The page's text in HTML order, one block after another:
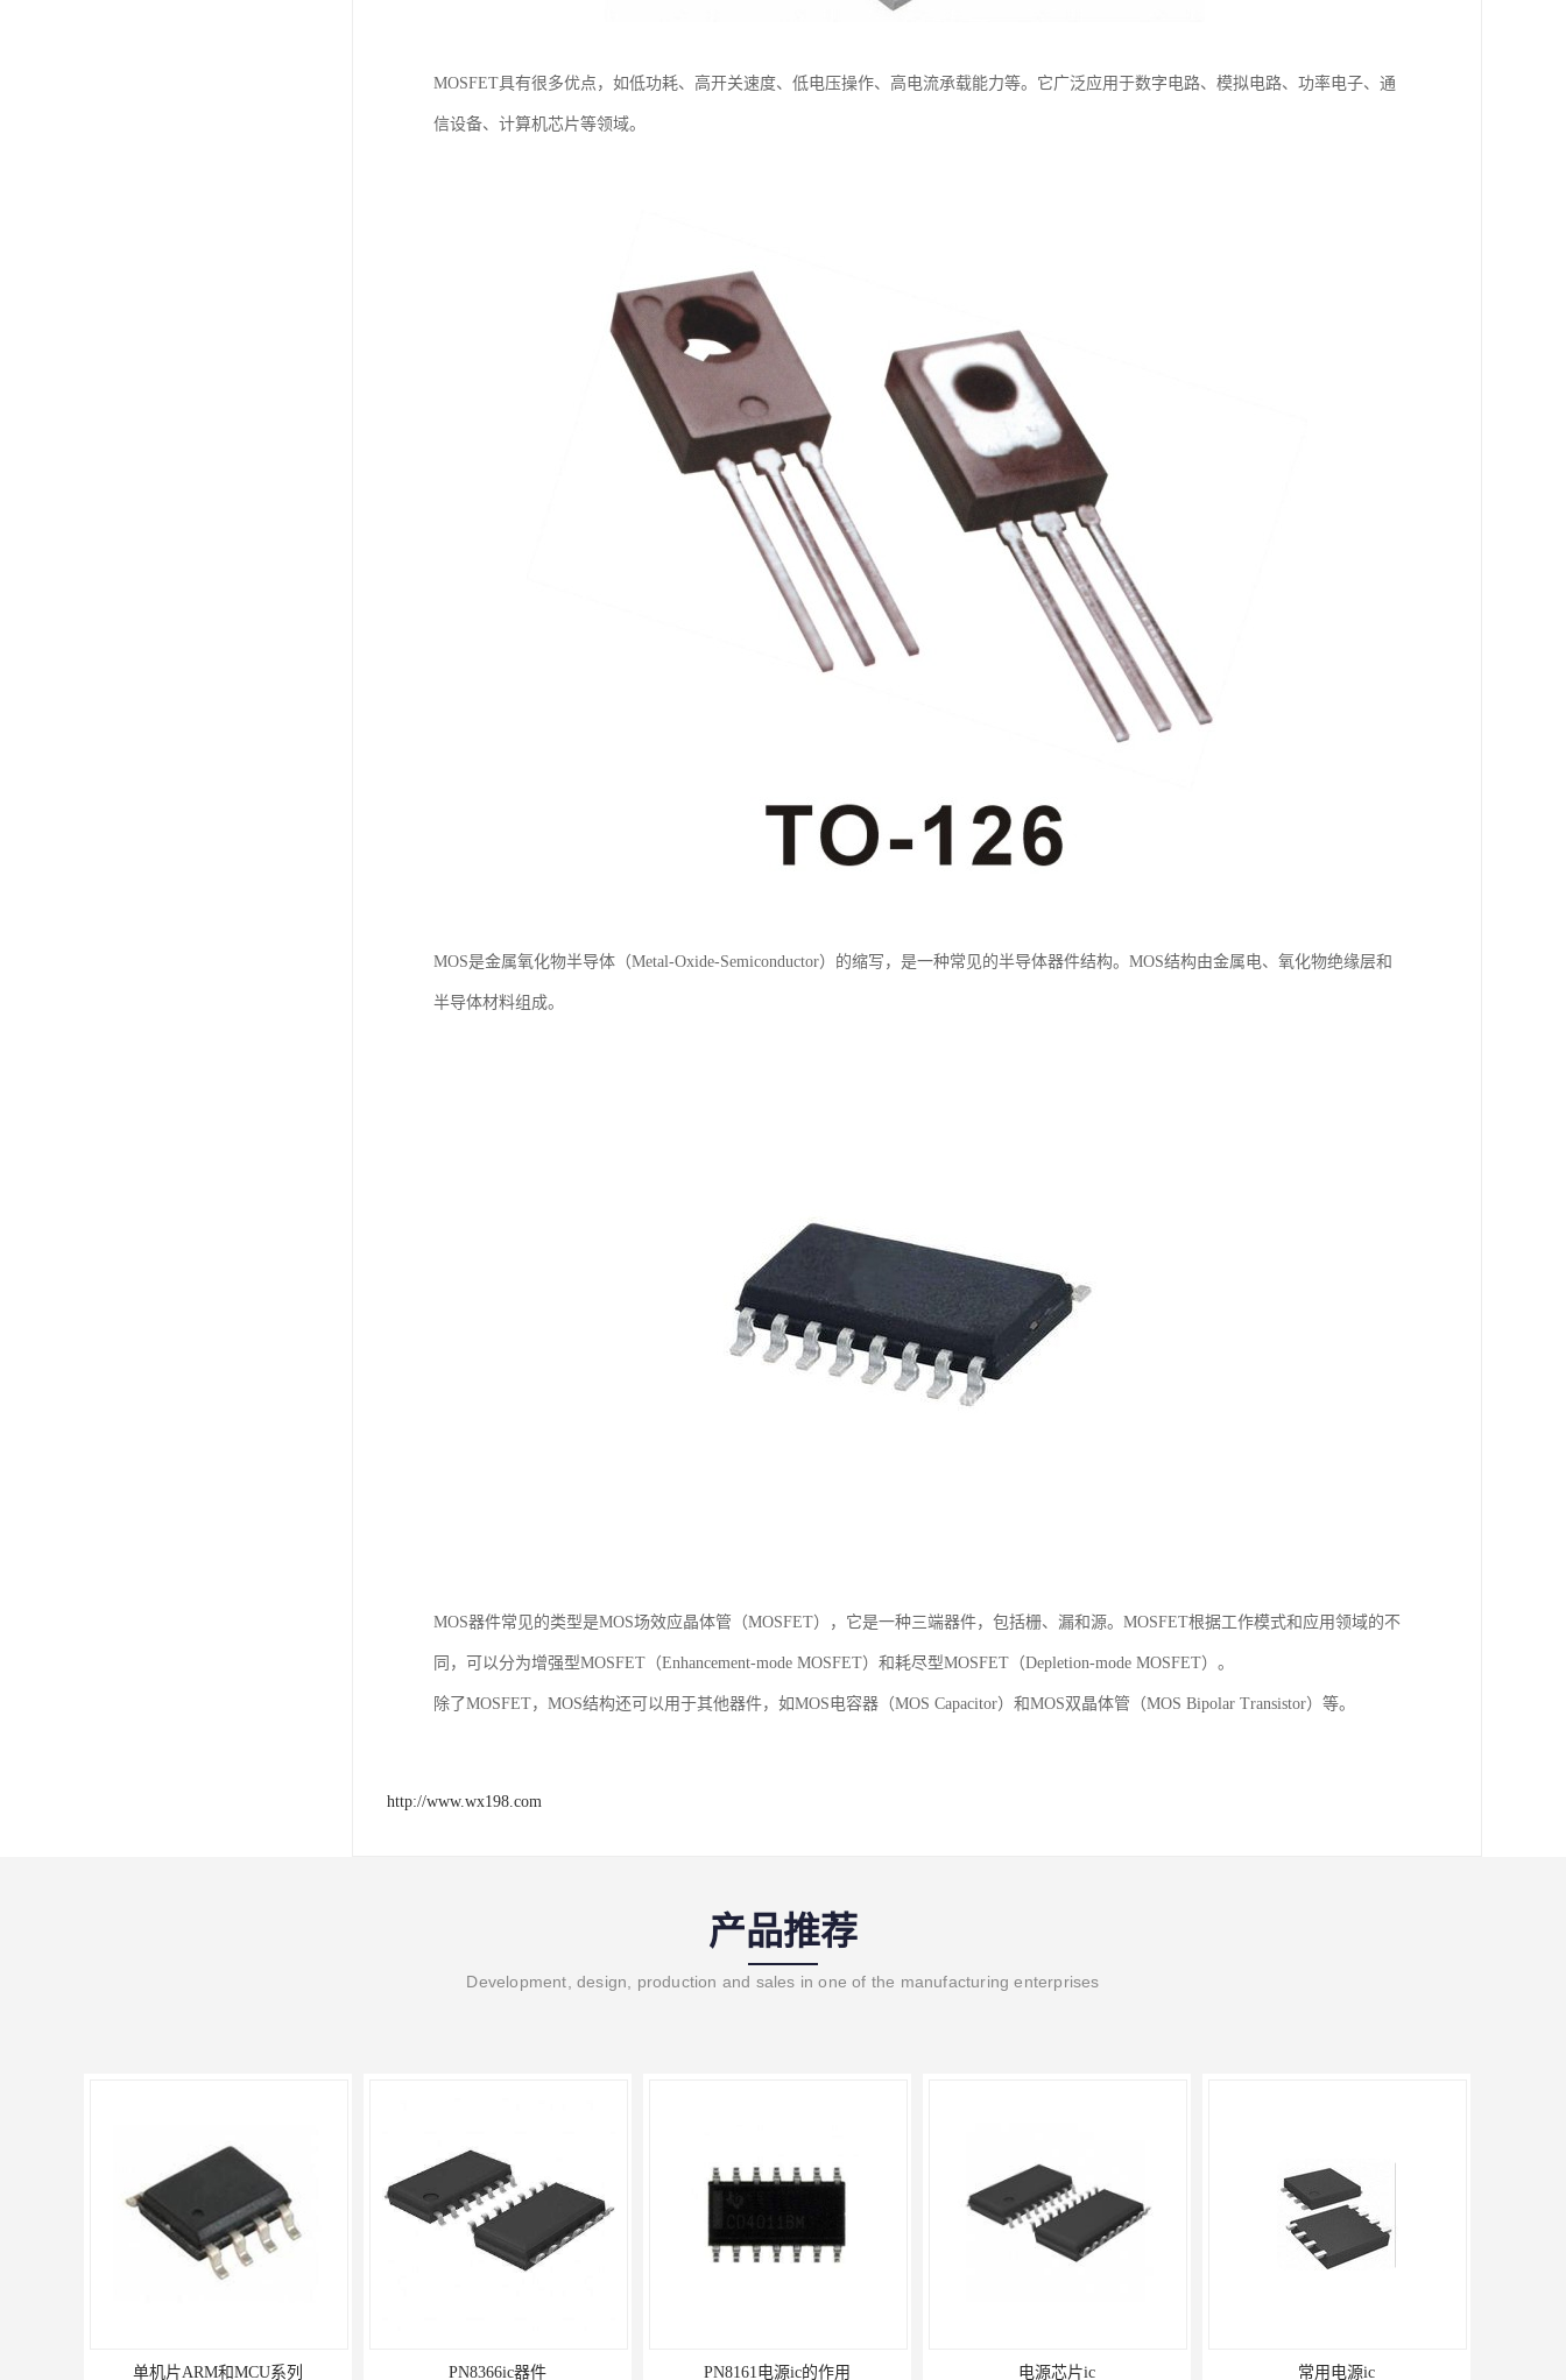
MOSFET具有很多优点，如低功耗、高开关速度、低电压操作、高电流承载能力等。它广泛应用于数字电路、模拟电路、功率电子、通
信设备、计算机芯片等领域。
MOS是金属氧化物半导体（Metal-Oxide-Semiconductor）的缩写，是一种常见的半导体器件结构。MOS结构由金属电、氧化物绝缘层和
半导体材料组成。
MOS器件常见的类型是MOS场效应晶体管（MOSFET），它是一种三端器件，包括栅、漏和源。MOSFET根据工作模式和应用领域的不
同，可以分为增强型MOSFET（Enhancement-mode MOSFET）和耗尽型MOSFET（Depletion-mode MOSFET）。
除了MOSFET，MOS结构还可以用于其他器件，如MOS电容器（MOS Capacitor）和MOS双晶体管（MOS Bipolar Transistor）等。
http://www.wx198.com
产品推荐
Development, design, production and sales in one of the manufacturing enterprises
单机片ARM和MCU系列 PN8366ic器件 PN8161电源ic的作用 电源芯片ic 常用电源ic